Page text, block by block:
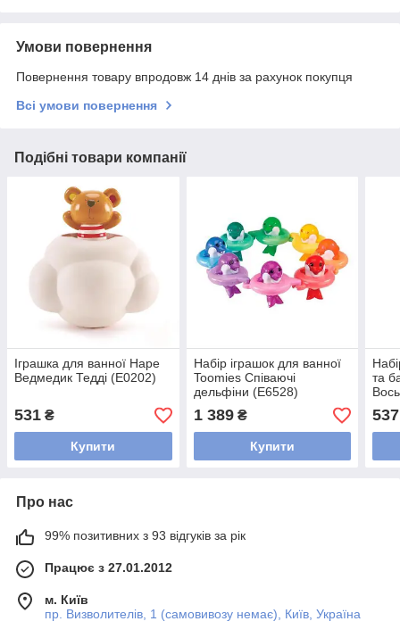
Умови повернення
Повернення товару впродовж 14 днів за рахунок покупця
Всі умови повернення
Подібні товари компанії
Іграшка для ванної Hape
Ведмедик Тедді (E0202)
531 ₴
Купити
Набір іграшок для ванної
Toomies Співаючі
дельфіни (E6528)
1 389₴
Купити
та
537
Про нас
99% позитивних з 93 відгуків за рік
Працює з 27.01.2012
м. Київ
пр. Визволителів, 1 (самовивозу немає), Київ, Україна